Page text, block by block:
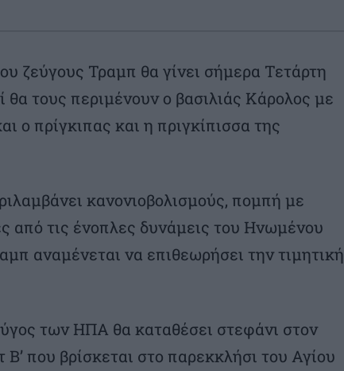
ζεύγους Τραμπ θα γίνει σήμερα Τετάρτη
θα τους περιμένουν ο βασιλιάς Κάρολος με
ο πρίγκιπας και η πριγκίπισσα της
κανονιοβολισμούς, πομπή με
από τις ένοπλες δυνάμεις του Ηνωμένου
αναμένεται να επιθεωρήσει την τιμητική
των ΗΠΑ θα καταθέσει στεφάνι στον
που βρίσκεται στο παρεκκλήσι του Αγίου